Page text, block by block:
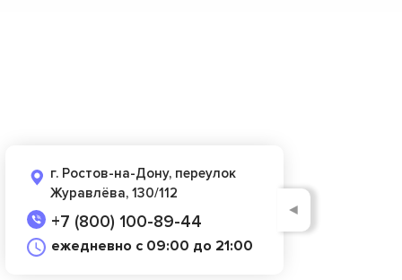
г. Ростов-на-Дону, переулок
Журавлёва, 130/112
+7 (800) 100-89-44
ежедневно с 09:00 до 21:00
◄